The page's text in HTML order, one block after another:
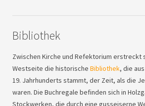
Bibliothek
Zwischen Kirche und Refektorium erstreckt
Westseite die historische Bibliothek, die
19. Jahrhunderts stammt, der Zeit, als die
waren. Die Buchregale befinden sich in
Stockwerken, die durch eine gusseiserne